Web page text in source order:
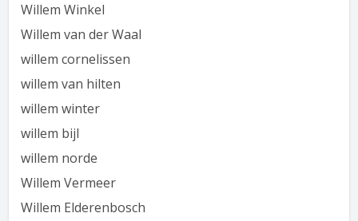
Willem Winkel
Willem van der Waal
willem cornelissen
willem van hilten
willem winter
willem bijl
willem norde
Willem Vermeer
Willem Elderenbosch